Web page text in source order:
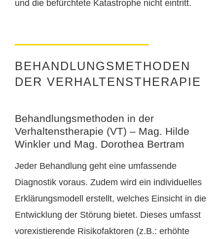
und die befürchtete Katastrophe nicht eintritt.
BEHANDLUNGSMETHODEN
DER VERHALTENSTHERAPIE
Behandlungsmethoden in der
Verhaltenstherapie (VT) – Mag. Hilde
Winkler und Mag. Dorothea Bertram
Jeder Behandlung geht eine umfassende
Diagnostik voraus. Zudem wird ein individuelles
Erklärungsmodell erstellt, welches Einsicht in die
Entwicklung der Störung bietet. Dieses umfasst
vorexistierende Risikofaktoren (z.B.: erhöhte